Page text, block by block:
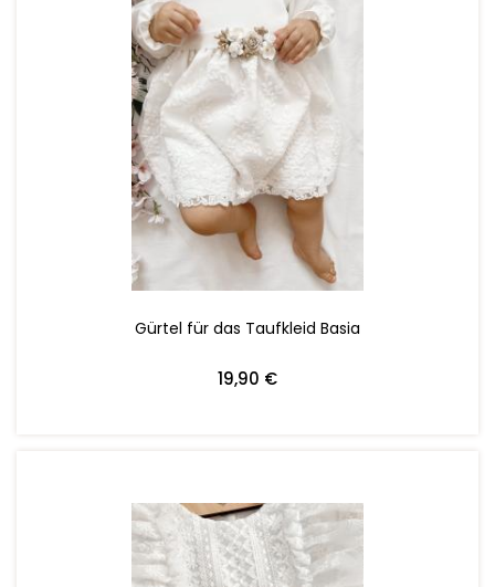
Gürtel für das Taufkleid Basia
19,90 €
ZUM WARENKORB HINZUFÜGEN